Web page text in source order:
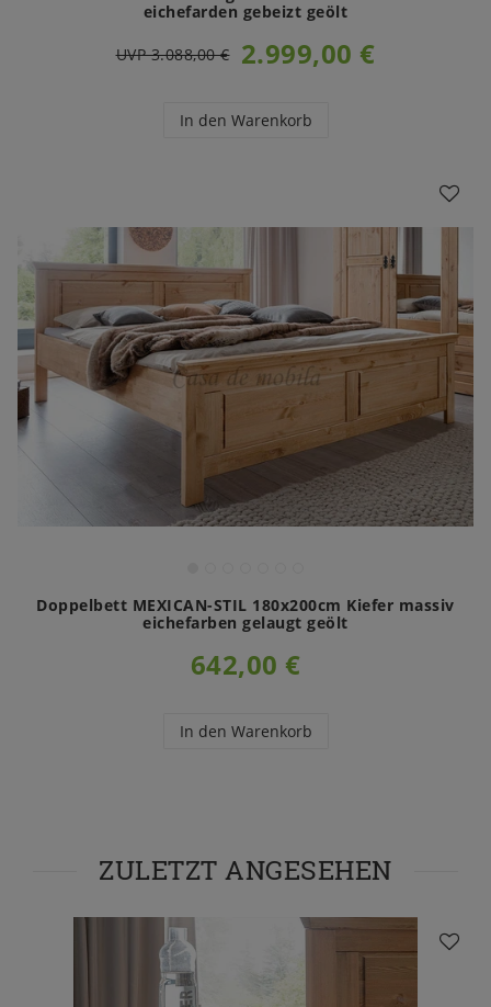
eichefarden gebeizt geölt
UVP 3.088,00 € 2.999,00 €
In den Warenkorb
Doppelbett MEXICAN-STIL 180x200cm Kiefer massiv
eichefarben gelaugt geölt
642,00 €
In den Warenkorb
ZULETZT ANGESEHEN